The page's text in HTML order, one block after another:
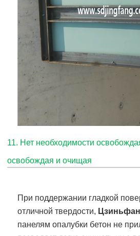
11. Нет необходимости
освобождая и очищая
При поддержании гладкой
отличной твердости,
панелям опалубки бетон не